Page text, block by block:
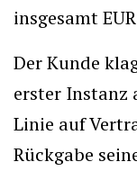
insgesamt
Der Kunde
erster Instanz
Linie auf
Rückgabe